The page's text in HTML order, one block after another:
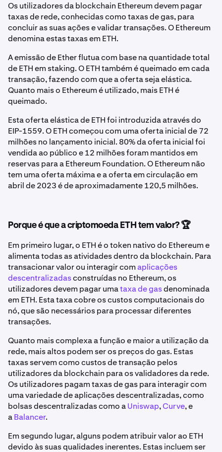
Os utilizadores da blockchain Ethereum devem pagar
taxas de rede, conhecidas como taxas de gas, para
concluir as suas ações e validar transações. O Ethereum
denomina estas taxas em ETH.
A emissão de Ether flutua com base na quantidade total
de ETH em staking. O ETH também é queimado em cada
transação, fazendo com que a oferta seja elástica.
Quanto mais o Ethereum é utilizado, mais ETH é
queimado.
Esta oferta elástica de ETH foi introduzida através do
EIP-1559. O ETH começou com uma oferta inicial de 72
milhões no lançamento inicial. 80% da oferta inicial foi
vendida ao público e 12 milhões foram mantidos em
reservas para a Ethereum Foundation. O Ethereum não
tem uma oferta máxima e a oferta em circulação em
abril de 2023 é de aproximadamente 120,5 milhões.
Porque é que a criptomoeda ETH tem valor? 🏆
Em primeiro lugar, o ETH é o token nativo do Ethereum e
alimenta todas as atividades dentro da blockchain. Para
transacionar valor ou interagir comaplicações
descentralizadasconstruídas no Ethereum, os
utilizadores devem pagar umataxa de gasdenominada
em ETH. Esta taxa cobre os custos computacionais do
nó, que são necessários para processar diferentes
transações.
Quanto mais complexa a função e maior a utilização da
rede, mais altos podem ser os preços do gas. Estas
taxas servem como custos de transação pelos
utilizadores da blockchain para os validadores da rede.
Os utilizadores pagam taxas de gas para interagir com
uma variedade de aplicações descentralizadas, como
bolsas descentralizadas como aUniswap,Curve, e
aBalancer.
Em segundo lugar, alguns podem atribuir valor ao ETH
devido às suas qualidades inerentes. Estas incluem ser